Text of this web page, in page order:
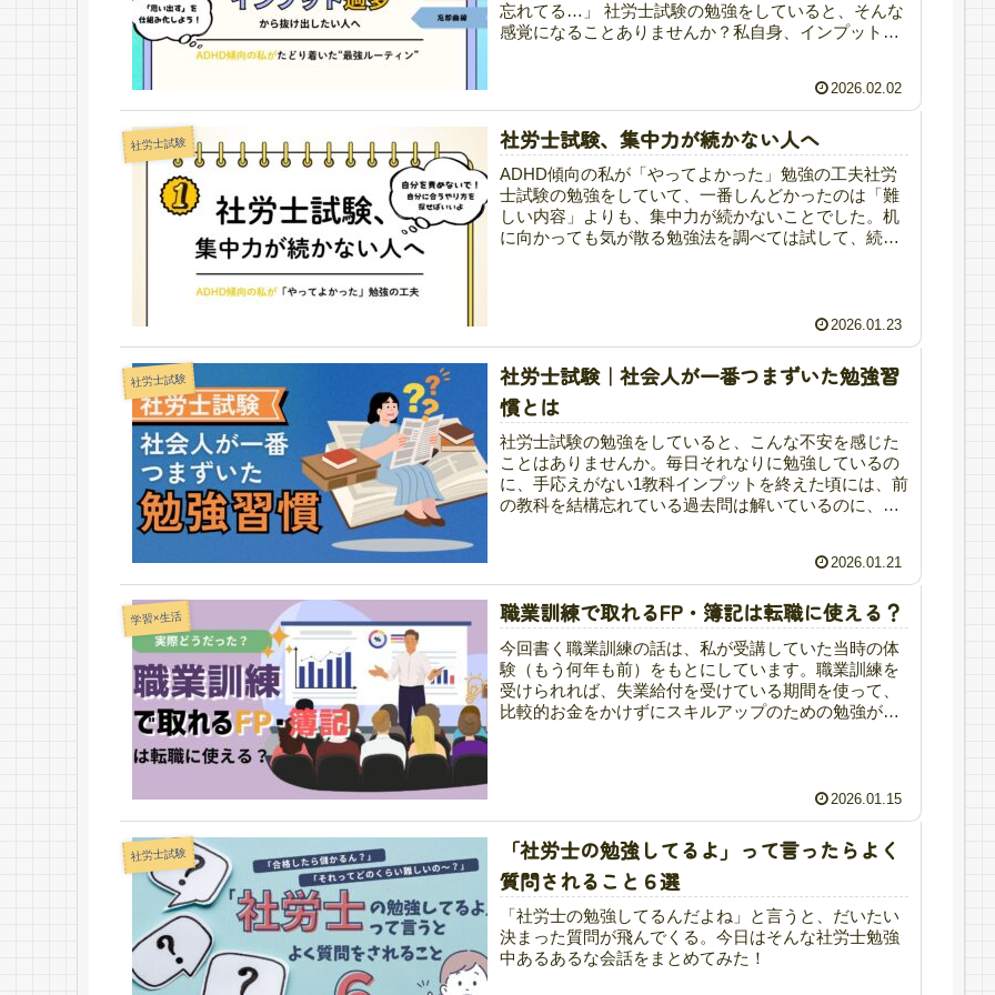
忘れてる…」 社労士試験の勉強をしていると、そんな
感覚になることありませんか？私自身、インプットは
2026.02.02
社労士試験 社労士試験、集中力が続かない人へ
ADHD傾向の私が「やってよかった」勉強の工夫社労
士試験の勉強をしていて、一番しんどかったのは「難
しい内容」よりも、集中力が続かないことでした。机
に向かっても気が散る勉強法を調べては試して、続か
2026.01.23
社労士試験
社労士試験｜社会人が一番つまずいた勉強習
慣とは
社労士試験の勉強をしていると、こんな不安を感じた
ことはありませんか。毎日それなりに勉強しているの
に、手応えがない1教科インプットを終えた頃には、前
の教科を結構忘れている過去問は解いているのに、知
2026.01.21
学習×生活 職業訓練で取れるFP・簿記は転職に使える？
今回書く職業訓練の話は、私が受講していた当時の体
験（もう何年も前）をもとにしています。職業訓練を
受けられれば、失業給付を受けている期間を使って、
比較的お金をかけずにスキルアップのための勉強がで
2026.01.15
社労士試験
「社労士の勉強してるよ」って言ったらよく
質問されること６選
「社労士の勉強してるんだよね」と言うと、だいたい
決まった質問が飛んでくる。今日はそんな社労士勉強
中あるあるな会話をまとめてみた！